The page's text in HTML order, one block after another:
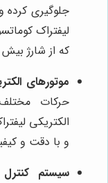
جلوگیری
لیفتراک
که از شارژ
موتورهای
حرکات
و با دقت و
سیستم کنترل